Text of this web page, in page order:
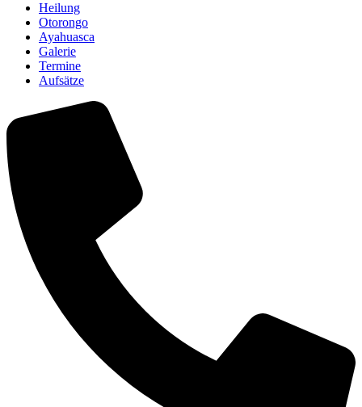
Heilung
Otorongo
Ayahuasca
Galerie
Termine
Aufsätze